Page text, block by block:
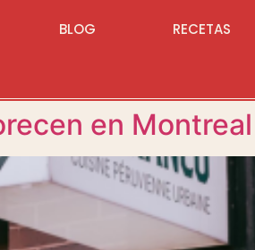
BLOG RECETAS
en Montreal